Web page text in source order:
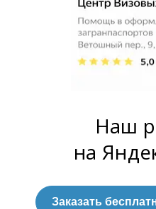
Наш
на
Заказать